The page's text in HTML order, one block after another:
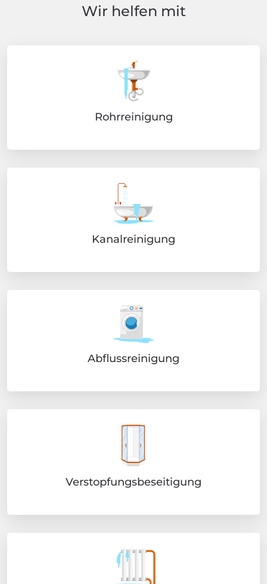
Wir helfen mit
Rohrreinigung
Kanalreinigung
Abflussreinigung
Verstopfungsbeseitigung